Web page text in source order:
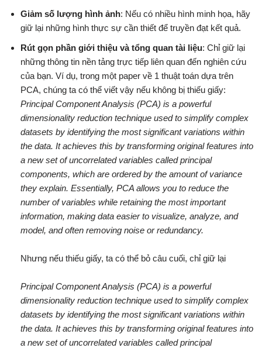
Giảm số lượng hình ảnh: Nếu có nhiều hình minh họa, hãy
giữ lại những hình thực sự cần thiết để truyền đạt kết quả.
Rút gọn phần giới thiệu và tổng quan tài liệu: Chỉ giữ lại
những thông tin nền tảng trực tiếp liên quan đến nghiên cứu
của bạn. Ví dụ, trong một paper về 1 thuật toán dựa trên
PCA, chúng ta có thể viết vậy nếu không bị thiếu giấy:
Principal Component Analysis (PCA) is a powerful
dimensionality reduction technique used to simplify complex
datasets by identifying the most significant variations within
the data. It achieves this by transforming original features into
a new set of uncorrelated variables called principal
components, which are ordered by the amount of variance
they explain. Essentially, PCA allows you to reduce the
number of variables while retaining the most important
information, making data easier to visualize, analyze, and
model, and often removing noise or redundancy.
Nhưng nếu thiếu giấy, ta có thể bỏ câu cuối, chỉ giữ lại
Principal Component Analysis (PCA) is a powerful
dimensionality reduction technique used to simplify complex
datasets by identifying the most significant variations within
the data. It achieves this by transforming original features into
a new set of uncorrelated variables called principal